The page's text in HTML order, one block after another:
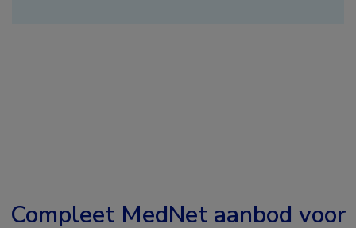
Compleet MedNet aanbod voor